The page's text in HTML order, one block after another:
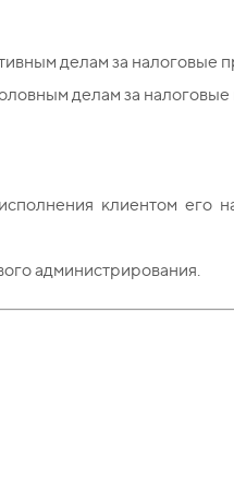
делам за налоговые
делам за
клиентом его
администрирования.